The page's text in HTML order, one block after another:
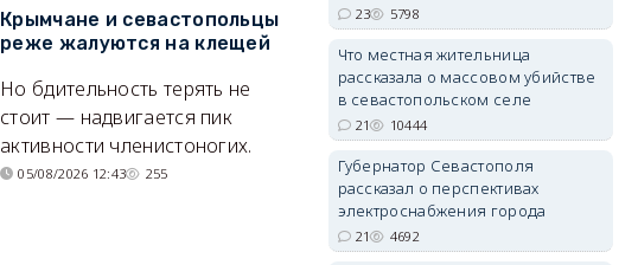
Крымчане и севастопольцы
реже жалуются на клещей
Но бдительность терять не
стоит — надвигается пик
активности членистоногих.
05/08/2026 12:43 255
В Севастополе утвердили
Балаклавы
Там появится туристический
квартал с отелями и
парковками.
05/08/2026 08:01 5514
23 5798
Что местная жительница
рассказала о массовом убийстве
в севастопольском селе
21 10444
Губернатор Севастополя
рассказал о перспективах
электроснабжения города
21 4692